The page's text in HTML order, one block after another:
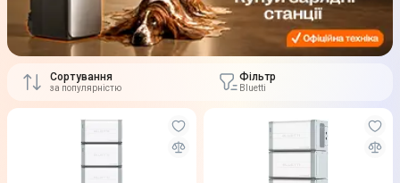
Сортування
за популярністю
Фільтр
Bluetti